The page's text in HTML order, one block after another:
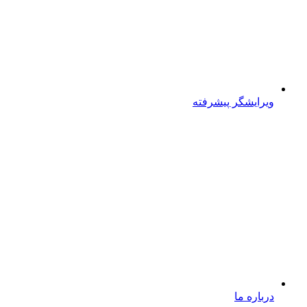
ویرایشگر پیشرفته
درباره ما